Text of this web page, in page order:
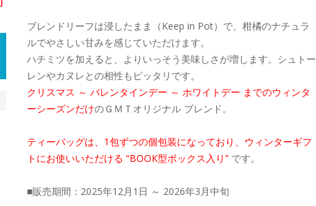
ブレンドリーフは浸したまま（Keep in Pot）で、柑橘のナチュラ
ルでやさしい甘みを感じていただけます。
ハチミツを加えると、よりいっそう美味しさが増します。シュトー
レンやカヌレとの相性もピッタリです。
クリスマス ～ バレンタインデー ～ ホワイトデー までのウィンタ
ーシーズンだけのＧＭＴオリジナル ブレンド。
ティーバッグは、1包ずつの個包装になっており、ウィンターギフ
トにお使いいただける “BOOK型ボックス入り” です。
■販売期間：2025年12月1日 ～ 2026年3月中旬